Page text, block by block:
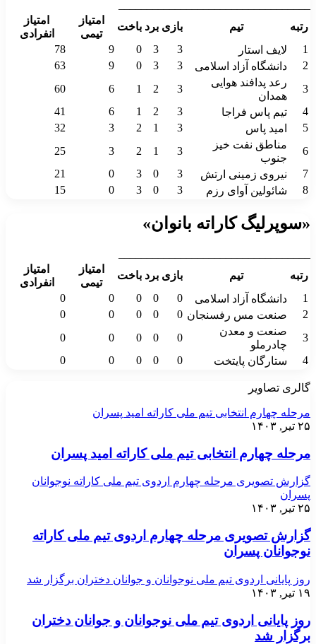
رتبه
تیم بازی برد باخت
امتیاز
تیمی
امتیاز
انفرادی
1
لایف استار 3
3
0
9
78
2
دانشگاه آزاد اسلامی 3
3
0
9
63
3
رعد پدافند هوایی
همدان
3
2
1
6
60
4
تیم پاس فراجا 3
2
1
6
41
5
امید پاس 3
1
2
3
32
6
مناطق نفت خیز
جنوب
3
1
2
3
25
7
نیروی زمینی ارتش 3
0
3
0
21
8
شائولین آوای رزم 3
0
3
0
15
«سوپرلیگ کاراته بانوان»
رتبه
تیم بازی برد باخت
امتیاز
تیمی
امتیاز
انفرادی
1
دانشگاه آزاد اسلامی 0
0
0
0
0
2
صنعت مس رفسنجان 0
0
0
0
0
3
صنعت و معدن
چادرملو
0
0
0
0
0
4
ستارگان پایتخت 0
0
0
0
0
گالری تصاویر
مرحله چهارم انتخابی تیم ملی کاراته امید پسران
۲۵ تیر, ۱۴۰۳
مرحله چهارم انتخابی تیم ملی کاراته امید پسران
گزارش تصویری مرحله چهارم اردوی تیم ملی کاراته نوجوانان
پسران
۲۵ تیر, ۱۴۰۳
گزارش تصویری مرحله چهارم اردوی تیم ملی کاراته
نوجوانان پسران
روز پایانی اردوی تیم ملی نوجوانان و جوانان دختران برگزار شد
۱۹ تیر, ۱۴۰۳
روز پایانی اردوی تیم ملی نوجوانان و جوانان دختران
برگزار شد